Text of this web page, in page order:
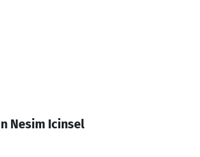
Nesim Icinsel